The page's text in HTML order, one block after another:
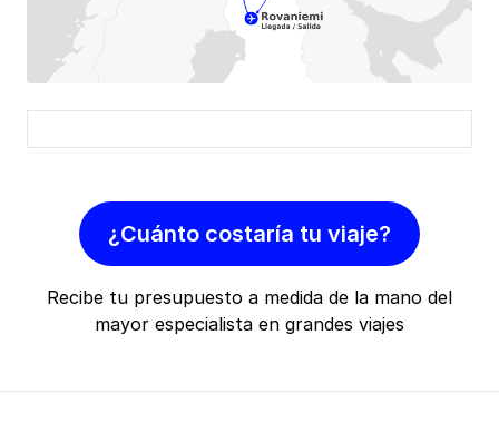
¿Cuánto costaría tu viaje?
Recibe tu presupuesto a medida de la mano del
mayor especialista en grandes viajes